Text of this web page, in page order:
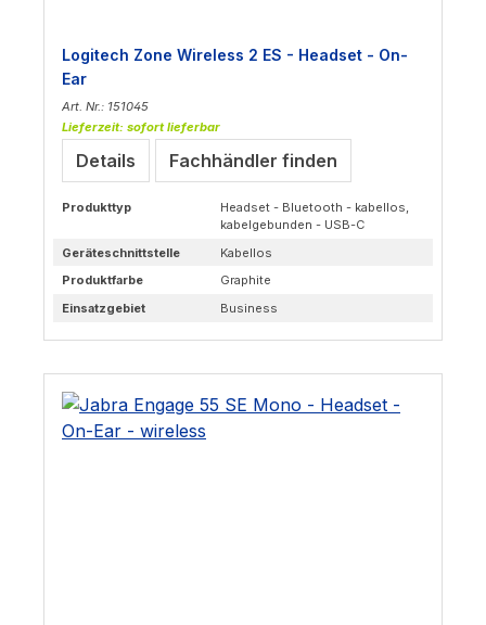
Logitech Zone Wireless 2 ES - Headset - On-
Ear
Art. Nr.: 151045
Lieferzeit: sofort lieferbar
Details Fachhändler finden
Produkttyp
Headset - Bluetooth - kabellos,
kabelgebunden - USB-C
Geräteschnittstelle
Kabellos
Produktfarbe
Graphite
Einsatzgebiet
Business